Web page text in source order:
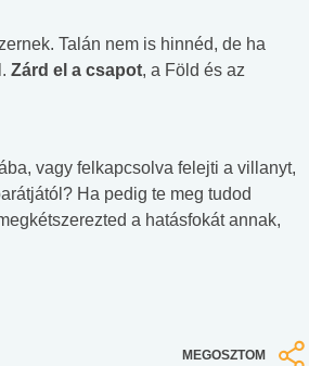
Talán nem is hinnéd, de ha
Zárd el a csapot, a Föld és az
vagy felkapcsolva felejti a villanyt,
Ha pedig te meg tudod
a hatásfokát annak,
MEGOSZTOM
#Suli, munka
Internet-függőség